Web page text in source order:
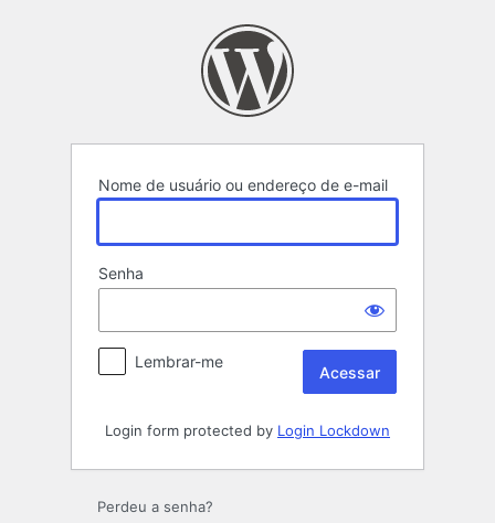
Nome de usuário ou endereço de e-mail
Senha
Lembrar-me
Login form protected by Login Lockdown
Perdeu a senha?